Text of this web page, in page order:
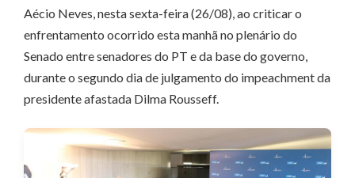
Aécio Neves, nesta sexta-feira (26/08), ao criticar o
enfrentamento ocorrido esta manhã no plenário do
Senado entre senadores do PT e da base do governo,
durante o segundo dia de julgamento do impeachment da
presidente afastada Dilma Rousseff.